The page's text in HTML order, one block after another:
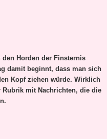
Horden der Finsternis
damit beginnt, dass man sich
Kopf ziehen würde. Wirklich
mit Nachrichten, die die